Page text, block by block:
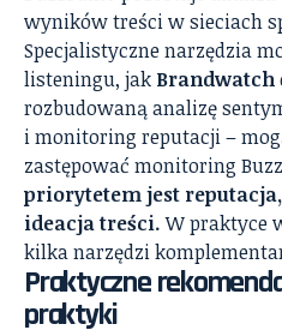
wyników treści w sieciach
Specjalistyczne narzędzia
listeningu, jak Brandwatch
rozbudowaną analizę
i monitoring reputacji –
zastępować monitoring
priorytetem jest
ideacja treści.W praktyce
kilka narzędzi
Praktyczne
praktyki